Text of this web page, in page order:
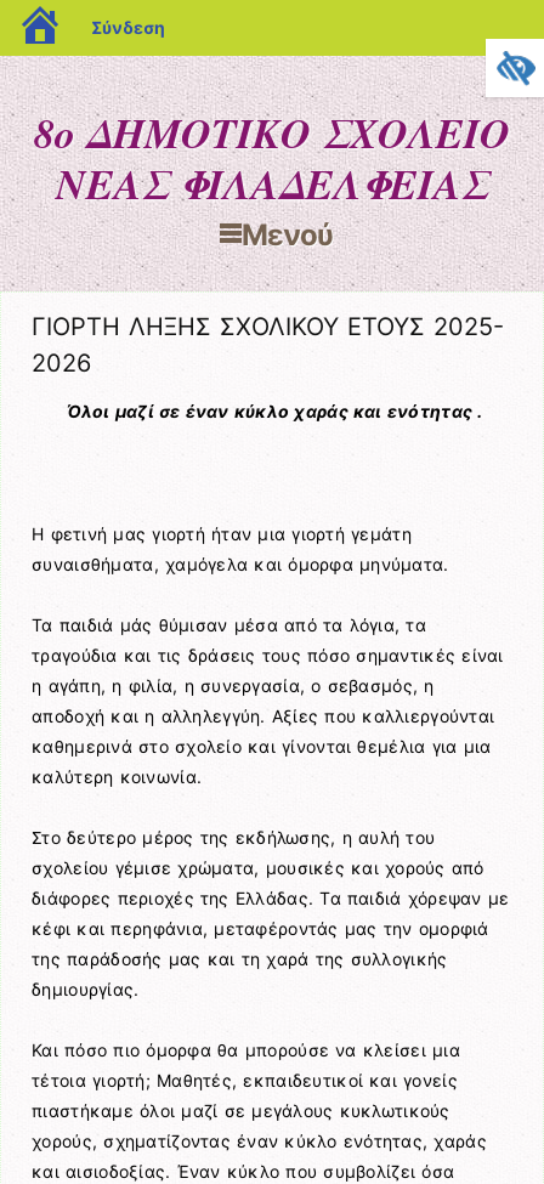
blogs.sch.gr
Σύνδεση
8ο ΔΗΜΟΤΙΚΟ ΣΧΟΛΕΙΟ
ΝΕΑΣ ΦΙΛΑΔΕΛΦΕΙΑΣ
Μενού
Μετάβαση στο περιεχόμενο
ΓΙΟΡΤΗ ΛΗΞΗΣ ΣΧΟΛΙΚΟΥ ΕΤΟΥΣ 2025-
2026
Όλοι μαζί σε έναν κύκλο χαράς και ενότητας .
Η φετινή μας γιορτή ήταν μια γιορτή γεμάτη
συναισθήματα, χαμόγελα και όμορφα μηνύματα.
Τα παιδιά μάς θύμισαν μέσα από τα λόγια, τα
τραγούδια και τις δράσεις τους πόσο σημαντικές είναι
η αγάπη, η φιλία, η συνεργασία, ο σεβασμός, η
αποδοχή και η αλληλεγγύη. Αξίες που καλλιεργούνται
καθημερινά στο σχολείο και γίνονται θεμέλια για μια
καλύτερη κοινωνία.
Στο δεύτερο μέρος της εκδήλωσης, η αυλή του
σχολείου γέμισε χρώματα, μουσικές και χορούς από
διάφορες περιοχές της Ελλάδας. Τα παιδιά χόρεψαν με
κέφι και περηφάνια, μεταφέροντάς μας την ομορφιά
της παράδοσής μας και τη χαρά της συλλογικής
δημιουργίας.
Και πόσο πιο όμορφα θα μπορούσε να κλείσει μια
τέτοια γιορτή; Μαθητές, εκπαιδευτικοί και γονείς
πιαστήκαμε όλοι μαζί σε μεγάλους κυκλωτικούς
χορούς, σχηματίζοντας έναν κύκλο ενότητας, χαράς
και αισιοδοξίας. Έναν κύκλο που συμβολίζει όσα